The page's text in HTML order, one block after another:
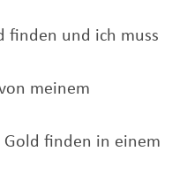
finden und ich muss
meinem
Gold finden in einem